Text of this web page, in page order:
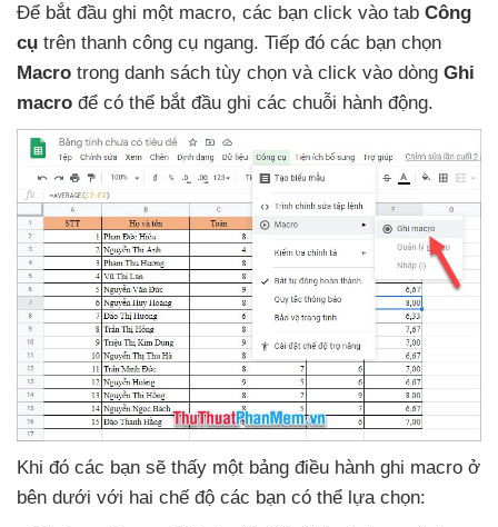
Để bắt đầu ghi một macro, các bạn click vào tab Công
cụ trên thanh công cụ ngang. Tiếp đó các bạn chọn
Macro trong danh sách tùy chọn và click vào dòng Ghi
macro để có thể bắt đầu ghi các chuỗi hành động.
Khi đó các bạn sẽ thấy một bảng điều hành ghi macro ở
bên dưới với hai chế độ các bạn có thể lựa chọn: